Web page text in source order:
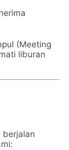
(Meeting
liburan
berjalan